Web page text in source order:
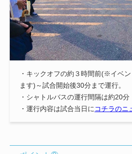
・キックオフの約３時間前(※イベ
ます)～試合開始後30分まで運行。
・シャトルバスの運行間隔は約20分
・運行内容は試合当日にコチラのニ